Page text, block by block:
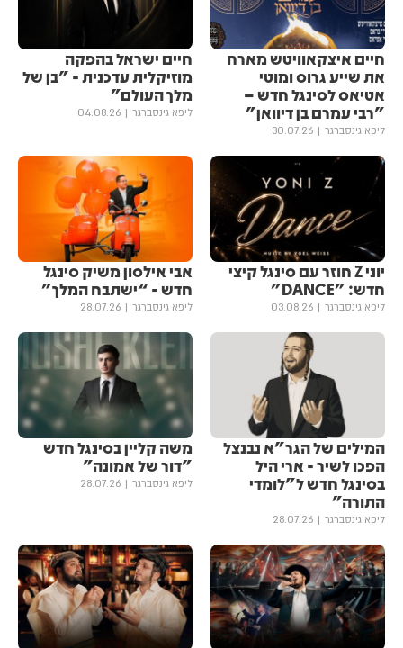
חיים איצקאוויטש מארח
את שייע גרוס ומוטי
אטיאס לסינגל חדש –
"רבי עמרם בן דיוואן"
ליפא גינסברגר 30.07.26
חיים ישראל בהפקה
מוזיקלית עדכנית - "בן של
מלך העולם"
ליפא גינסברגר 04.08.26
יוני Z חוזר עם סינגל קיצי
חדש: "DANCE"
ליפא גינסברגר 03.08.26
אבי אילסון משיק סינגל
חדש - “ישתבח המלך”
ליפא גינסברגר 28.07.26
המילים של הגר"א נבנצל
הפכו לשיר - ארי היל
בסינגל חדש ל"לומדי
התורה"
ליפא גינסברגר 28.07.26
משה קליין בסינגל חדש
"דור של אמונה"
ליפא גינסברגר 28.07.26